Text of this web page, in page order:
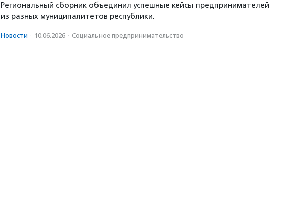
Региональный сборник объединил успешные кейсы предпринимателей
из разных муниципалитетов республики.
Новости · 10.06.2026 · Социальное предпри­нима­тель­ство